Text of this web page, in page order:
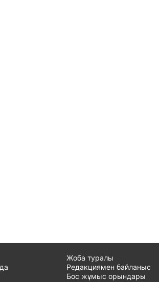
Жоба туралы
Редакциямен байланыс
Бос жұмыс орындары